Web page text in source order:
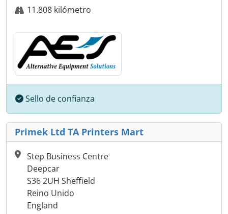
11.808 kilómetro
Sello de confianza
Primek Ltd TA Printers Mart
Step Business Centre
Deepcar
S36 2UH Sheffield
Reino Unido
England